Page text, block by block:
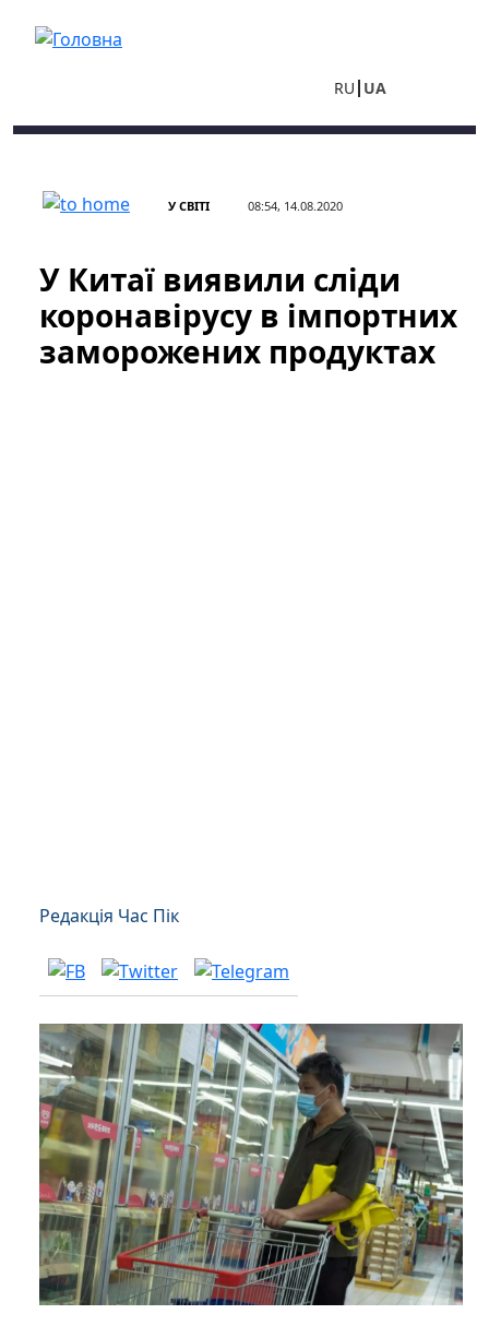
RU UA
У СВІТІ 08:54, 14.08.2020
У Китаї виявили сліди
коронавірусу в імпортних
заморожених продуктах
Редакція Час Пік